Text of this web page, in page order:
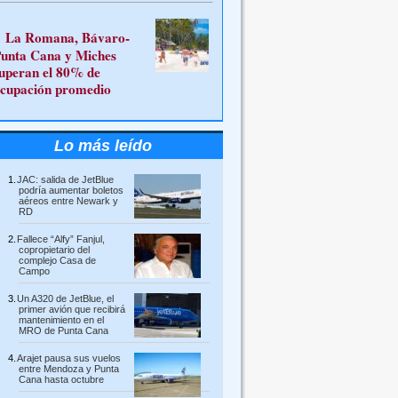
La Romana, Bávaro-
Cana y Miches
el 80% de
promedio
Lo más leído
JAC: salida de JetBlue
podría aumentar boletos
aéreos entre Newark y
RD
Fallece “Alfy” Fanjul,
copropietario del
complejo Casa de
Campo
Un A320 de JetBlue, el
primer avión que recibirá
mantenimiento en el
MRO de Punta Cana
Arajet pausa sus vuelos
entre Mendoza y Punta
Cana hasta octubre